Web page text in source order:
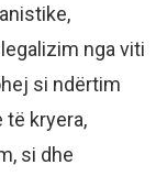
nga viti
si ndërtim
të kryera,
si dhe